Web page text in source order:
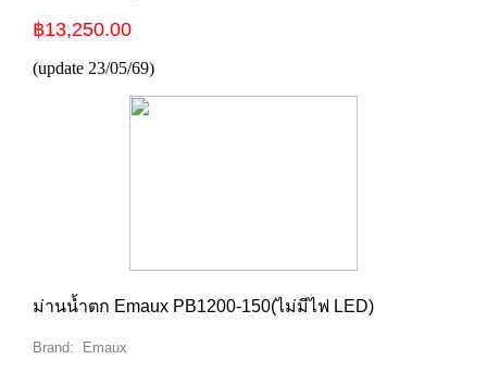
฿13,250.00
(update 23/05/69)
ม่านน้ำตก Emaux PB1200-150(ไม่มีไฟ LED)
Brand: Emaux